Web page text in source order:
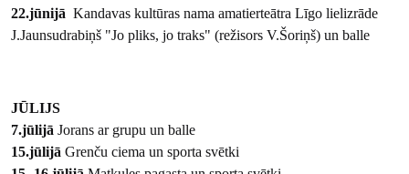
22.jūnijā Kandavas kultūras nama amatierteātra Līgo lielizrāde
J.Jaunsudrabiņš "Jo pliks, jo traks" (režisors V.Šoriņš) un balle
JŪLIJS
7.jūlijā Jorans ar grupu un balle
15.jūlijā Grenču ciema un sporta svētki